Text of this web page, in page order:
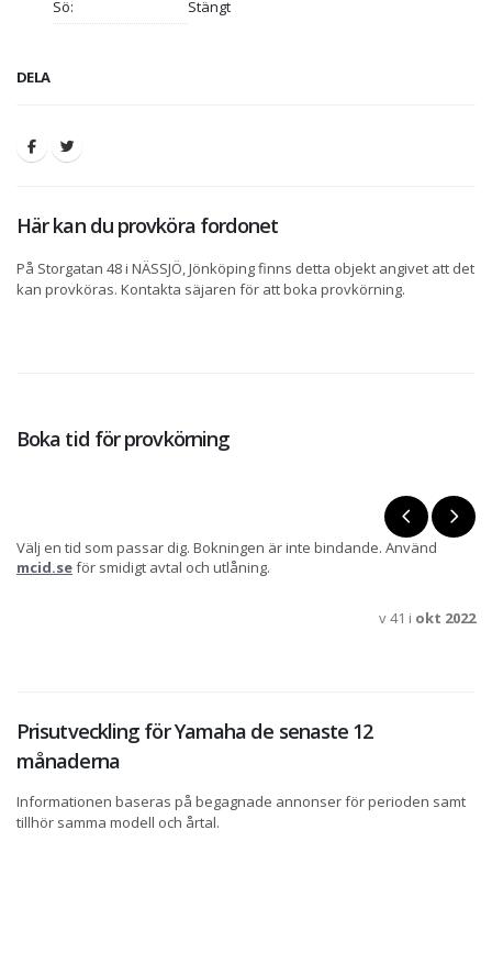
Sö: Stängt
DELA
Här kan du provköra fordonet
På Storgatan 48 i NÄSSJÖ, Jönköping finns detta objekt angivet att det
kan provköras. Kontakta säjaren för att boka provkörning.
Boka tid för provkörning
Välj en tid som passar dig. Bokningen är inte bindande. Använd
mcid.seför smidigt avtal och utlåning.
v 41 i okt 2022
Prisutveckling för Yamaha de senaste 12
månaderna
Informationen baseras på begagnade annonser för perioden samt
tillhör samma modell och årtal.